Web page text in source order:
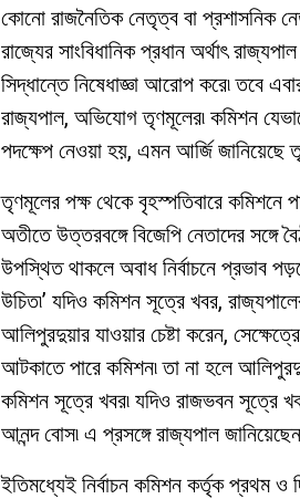
কোনো রাজনৈতিক নেতৃত্ব বা প্রশাসনিক
রাজ্যের সাংবিধানিক প্রধান অর্থাৎ
সিদ্ধান্তে নিষেধাজ্ঞা আরোপ করে৷ তবে
রাজ্যপাল, অভিযোগ তৃণমূলের৷ কমিশন
পদক্ষেপ নেওয়া হয়, এমন আর্জি জানিয়েছে
তৃণমূলের পক্ষ থেকে বৃহস্পতিবারে কমিশনে
অতীতে উত্তরবঙ্গে বিজেপি নেতাদের
উপস্থিত থাকলে অবাধ নির্বাচনে প্রভাব
উচিত৷’ যদিও কমিশন সূত্রে খবর,
আলিপুরদুয়ার যাওয়ার চেষ্টা করেন,
আটকাতে পারে কমিশন৷ তা না হলে
কমিশন সূত্রে খবর৷ যদিও রাজভবন সূত্রে
আনন্দ বোস৷ এ প্রসঙ্গে রাজ্যপাল
ইতিমধ্যেই নির্বাচন কমিশন কর্তৃক প্রথম ও